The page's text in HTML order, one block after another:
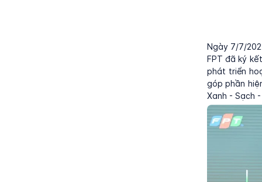
Ngày 7/7/
FPT đã ký
phát triển
góp phần
Xanh - Sạch